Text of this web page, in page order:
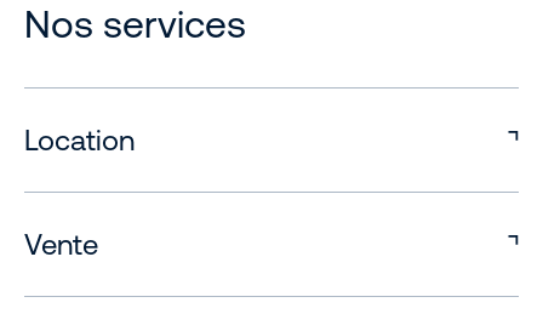
Nos services
Location
Vente